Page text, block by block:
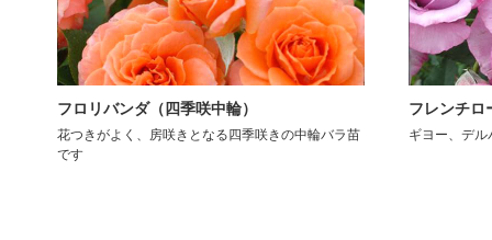
フロリバンダ（四季咲中輪）
花つきがよく、房咲きとなる四季咲きの中輪バラ苗
です
フレンチロ
ギヨー、デ